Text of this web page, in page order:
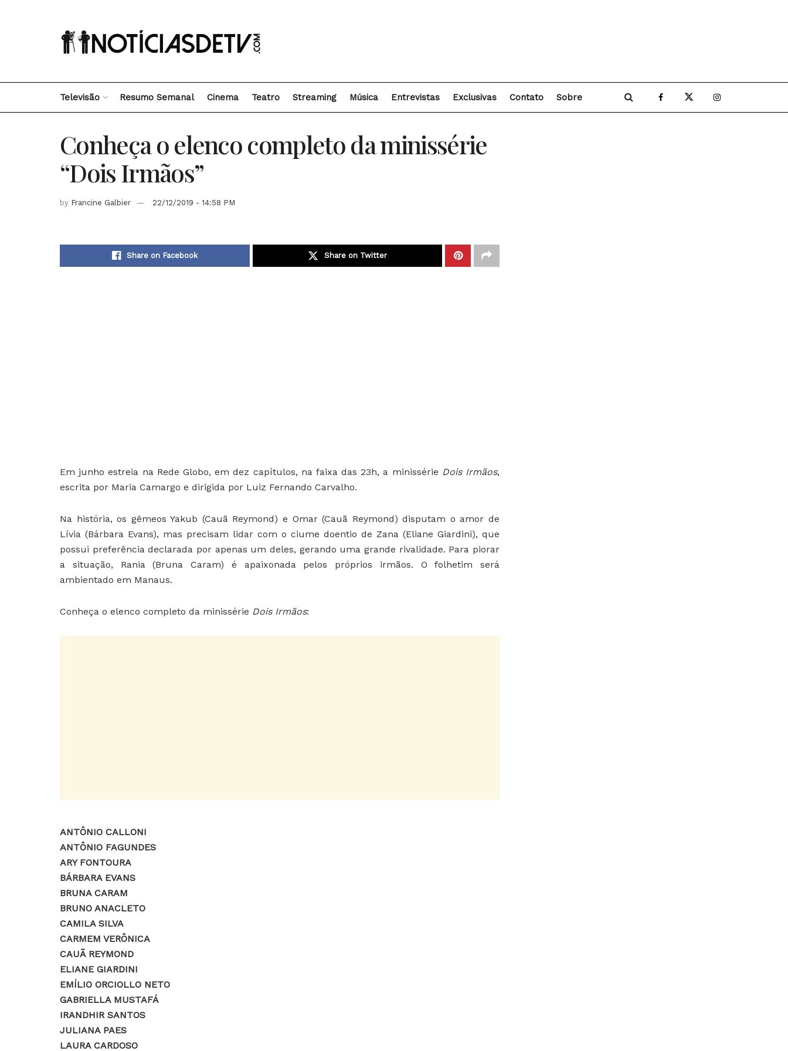
Televisão Resumo Semanal Cinema Teatro Streaming Música Entrevistas Exclusivas Contato Sobre
Conheça o elenco completo da minissérie
“Dois Irmãos”
by Francine Galbier 22/12/2019 - 14:58 PM
Share on Facebook Share on Twitter
Em junho estreia na Rede Globo, em dez capítulos, na faixa das 23h, a minissérie Dois Irmãos,
escrita por Maria Camargo e dirigida por Luiz Fernando Carvalho.
Na história, os gêmeos Yakub (Cauã Reymond) e Omar (Cauã Reymond) disputam o amor de
Lívia (Bárbara Evans), mas precisam lidar com o ciume doentio de Zana (Eliane Giardini), que
possui preferência declarada por apenas um deles, gerando uma grande rivalidade. Para piorar
a situação, Rania (Bruna Caram) é apaixonada pelos próprios irmãos. O folhetim será
ambientado em Manaus.
Conheça o elenco completo da minissérie Dois Irmãos:
ANTÔNIO CALLONI
ANTÔNIO FAGUNDES
ARY FONTOURA
BÁRBARA EVANS
BRUNA CARAM
BRUNO ANACLETO
CAMILA SILVA
CARMEM VERÔNICA
CAUÃ REYMOND
ELIANE GIARDINI
EMÍLIO ORCIOLLO NETO
GABRIELLA MUSTAFÁ
IRANDHIR SANTOS
JULIANA PAES
LAURA CARDOSO